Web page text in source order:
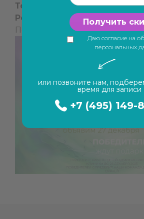
Тема рисунка:стоматология
Результаты: 27 декабря
Победителей ждут подарки!
Получить
Даю согласие на
персональных
или позвоните нам,
время для записи
+7 (495) 149-